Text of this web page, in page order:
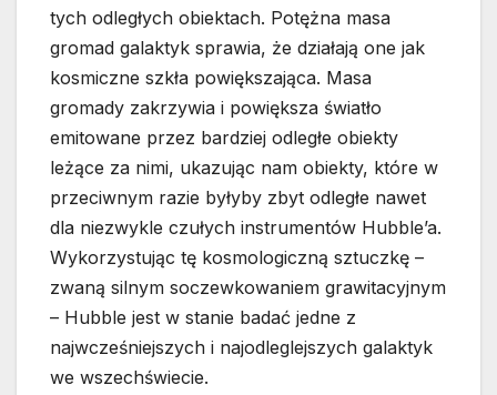
tych odległych obiektach. Potężna masa
gromad galaktyk sprawia, że działają one jak
kosmiczne szkła powiększająca. Masa
gromady zakrzywia i powiększa światło
emitowane przez bardziej odległe obiekty
leżące za nimi, ukazując nam obiekty, które w
przeciwnym razie byłyby zbyt odległe nawet
dla niezwykle czułych instrumentów Hubble’a.
Wykorzystując tę kosmologiczną sztuczkę –
zwaną silnym soczewkowaniem grawitacyjnym
– Hubble jest w stanie badać jedne z
najwcześniejszych i najodleglejszych galaktyk
we wszechświecie.